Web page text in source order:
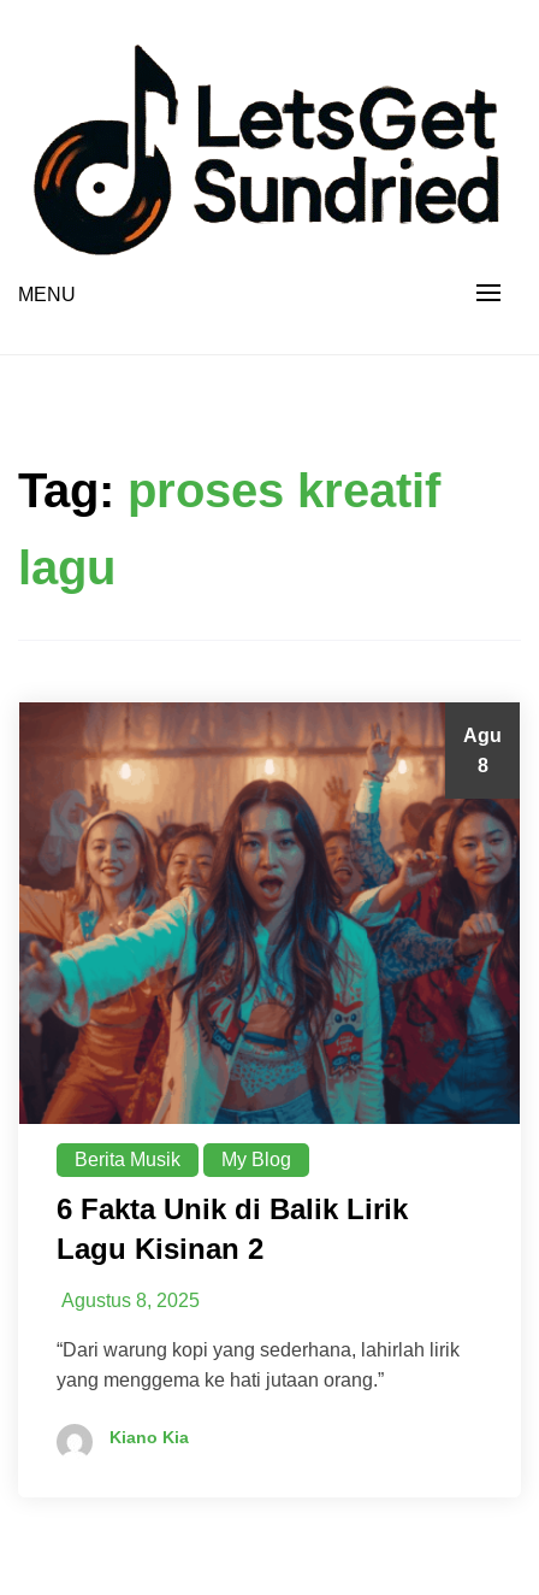
MENU
Tag: proses kreatif
lagu
Agu
8
Berita Musik My Blog
6 Fakta Unik di Balik Lirik
Lagu Kisinan 2
Agustus 8, 2025
“Dari warung kopi yang sederhana, lahirlah lirik
yang menggema ke hati jutaan orang.”
Kiano Kia